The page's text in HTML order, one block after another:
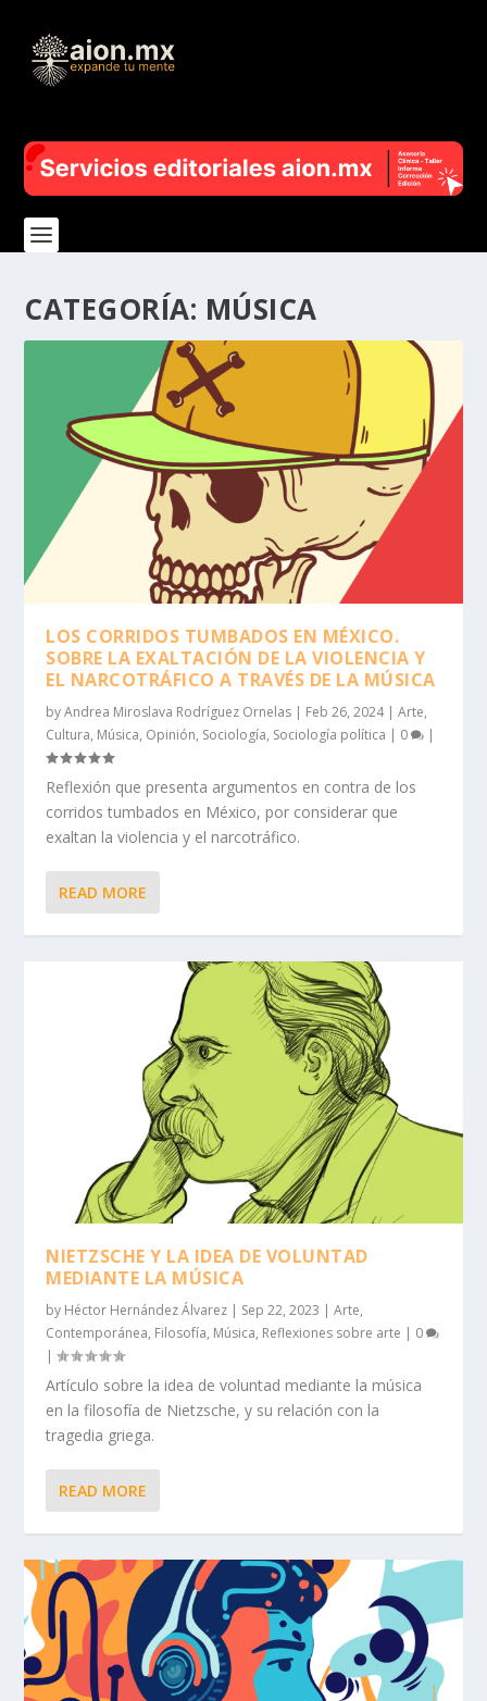
CATEGORÍA: MÚSICA
LOS CORRIDOS TUMBADOS EN MÉXICO.
SOBRE LA EXALTACIÓN DE LA VIOLENCIA Y
EL NARCOTRÁFICO A TRAVÉS DE LA MÚSICA
byAndrea Miroslava Rodríguez Ornelas | Feb 26, 2024|Arte,
Cultura, Música, Opinión, Sociología, Sociología política | 0 |
Reflexión que presenta argumentos en contra de los
corridos tumbados en México, por considerar que
exaltan la violencia y el narcotráfico.
READ MORE
NIETZSCHE Y LA IDEA DE VOLUNTAD
MEDIANTE LA MÚSICA
by Héctor Hernández Álvarez | Sep 22, 2023 |Arte,
Contemporánea, Filosofía, Música, Reflexiones sobre arte | 0
|
Artículo sobre la idea de voluntad mediante la música
en la filosofía de Nietzsche, y su relación con la
tragedia griega.
READ MORE